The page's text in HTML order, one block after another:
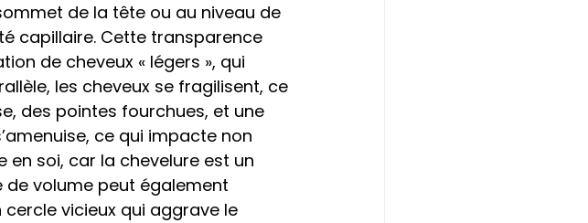
de la tête ou au niveau de
capillaire. Cette transparence
de cheveux « légers », qui
les cheveux se fragilisent, ce
des pointes fourchues, et une
ce qui impacte non
en soi, car la chevelure est un
de volume peut également
vicieux qui aggrave le